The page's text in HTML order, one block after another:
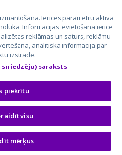
CVbankas.lt
Kainos.lt
Paslaugos.lt
auto24.ee
Osta.ee
KuldneBörs.ee
Ierīces parametru aktīva
Informācijas ievietošana ierīcē
reklāmas un saturs, reklāmu
analītiskā informācija par
izstrāde.
saraksts
piekrītu
visu
mērķus